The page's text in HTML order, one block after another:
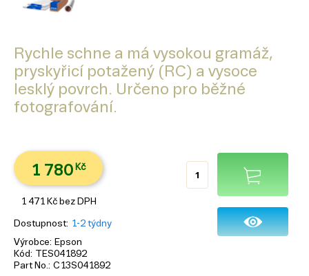
Rychle schne a má vysokou gramáž,
pryskyřicí potažený (RC) a vysoce
lesklý povrch. Určeno pro běžné
fotografování.
1 780 Kč
1 471 Kč bez DPH
Dostupnost 1-2 týdny
Výrobce
Epson
Kód
TES041892
Part No. C13S041892